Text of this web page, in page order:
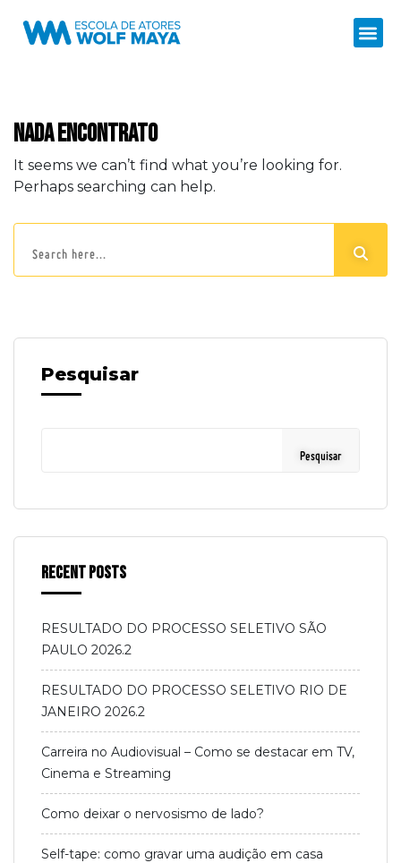
Nada encontrato
It seems we can’t find what you’re looking for.
Perhaps searching can help.
Pesquisar
Pesquisar
Recent Posts
RESULTADO DO PROCESSO SELETIVO SÃO
PAULO 2026.2
RESULTADO DO PROCESSO SELETIVO RIO DE
JANEIRO 2026.2
Carreira no Audiovisual – Como se destacar em TV,
Cinema e Streaming
Como deixar o nervosismo de lado?
Self-tape: como gravar uma audição em casa